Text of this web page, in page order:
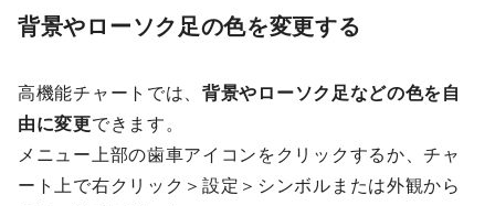
背景やローソク足の色を変更する
高機能チャートでは、 背景やローソク足などの色を自
由に変更できます。
メニュー上部の歯車アイコンをクリックするか、チャ
ート上で右クリック＞設定＞シンボルまたは外観から